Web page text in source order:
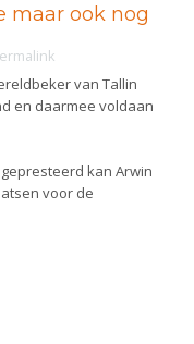
maar ook nog
van Tallin
en daarmee voldaan
kan Arwin
voor de